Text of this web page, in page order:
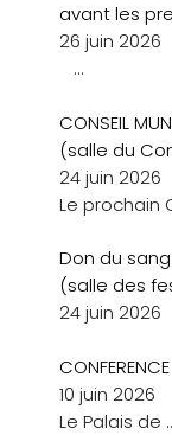
avant les
26 juin 2026
…
CONSEIL
(salle du
24 juin 2026
Le prochain
Don du sang
(salle des
24 juin 2026
CONFERENCE
10 juin 2026
Le Palais de